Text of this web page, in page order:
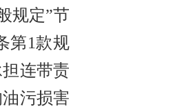
规定”节
第1款规
连带责
污损害